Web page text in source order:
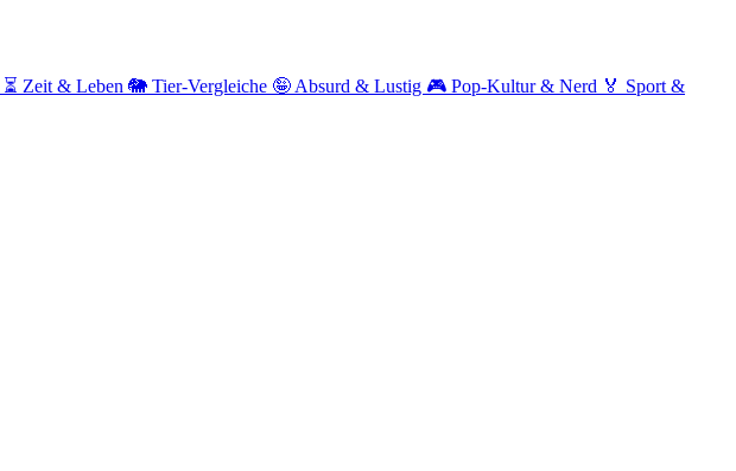
⏳ Zeit & Leben 🐘 Tier-Vergleiche 🤪 Absurd & Lustig 🎮 Pop-Kultur & Nerd 🏅 Sport &